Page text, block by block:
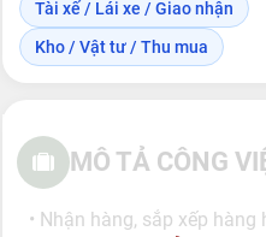
Tài xế / Lái xe / Giao nhận
Kho / Vật tư / Thu mua
MÔ TẢ CÔNG
• Nhận hàng, sắp xếp